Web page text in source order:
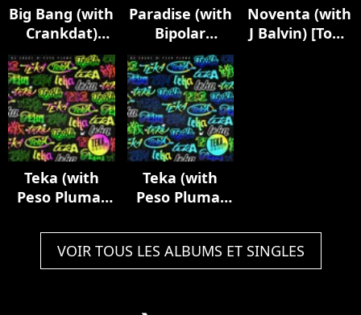
Big Bang (with
Crankdat)
[TRXGGX
Remix]
Paradise (with
Bipolar
Sunshine)
[Remix Pack]
Noventa (with
J Balvin) [Tony
Teka (with
Peso Pluma)
Teka (with
Peso Pluma)
VOIR TOUS LES ALBUMS ET SINGLES